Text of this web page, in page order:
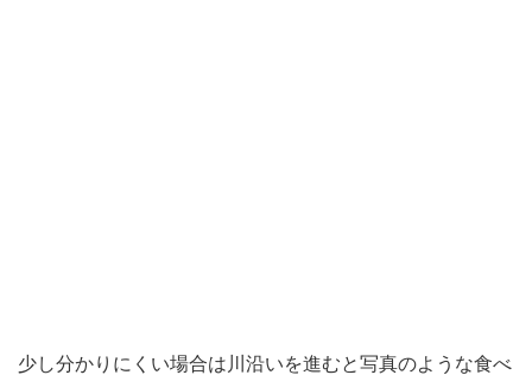
少し分かりにくい場合は川沿いを進むと写真のような食べ